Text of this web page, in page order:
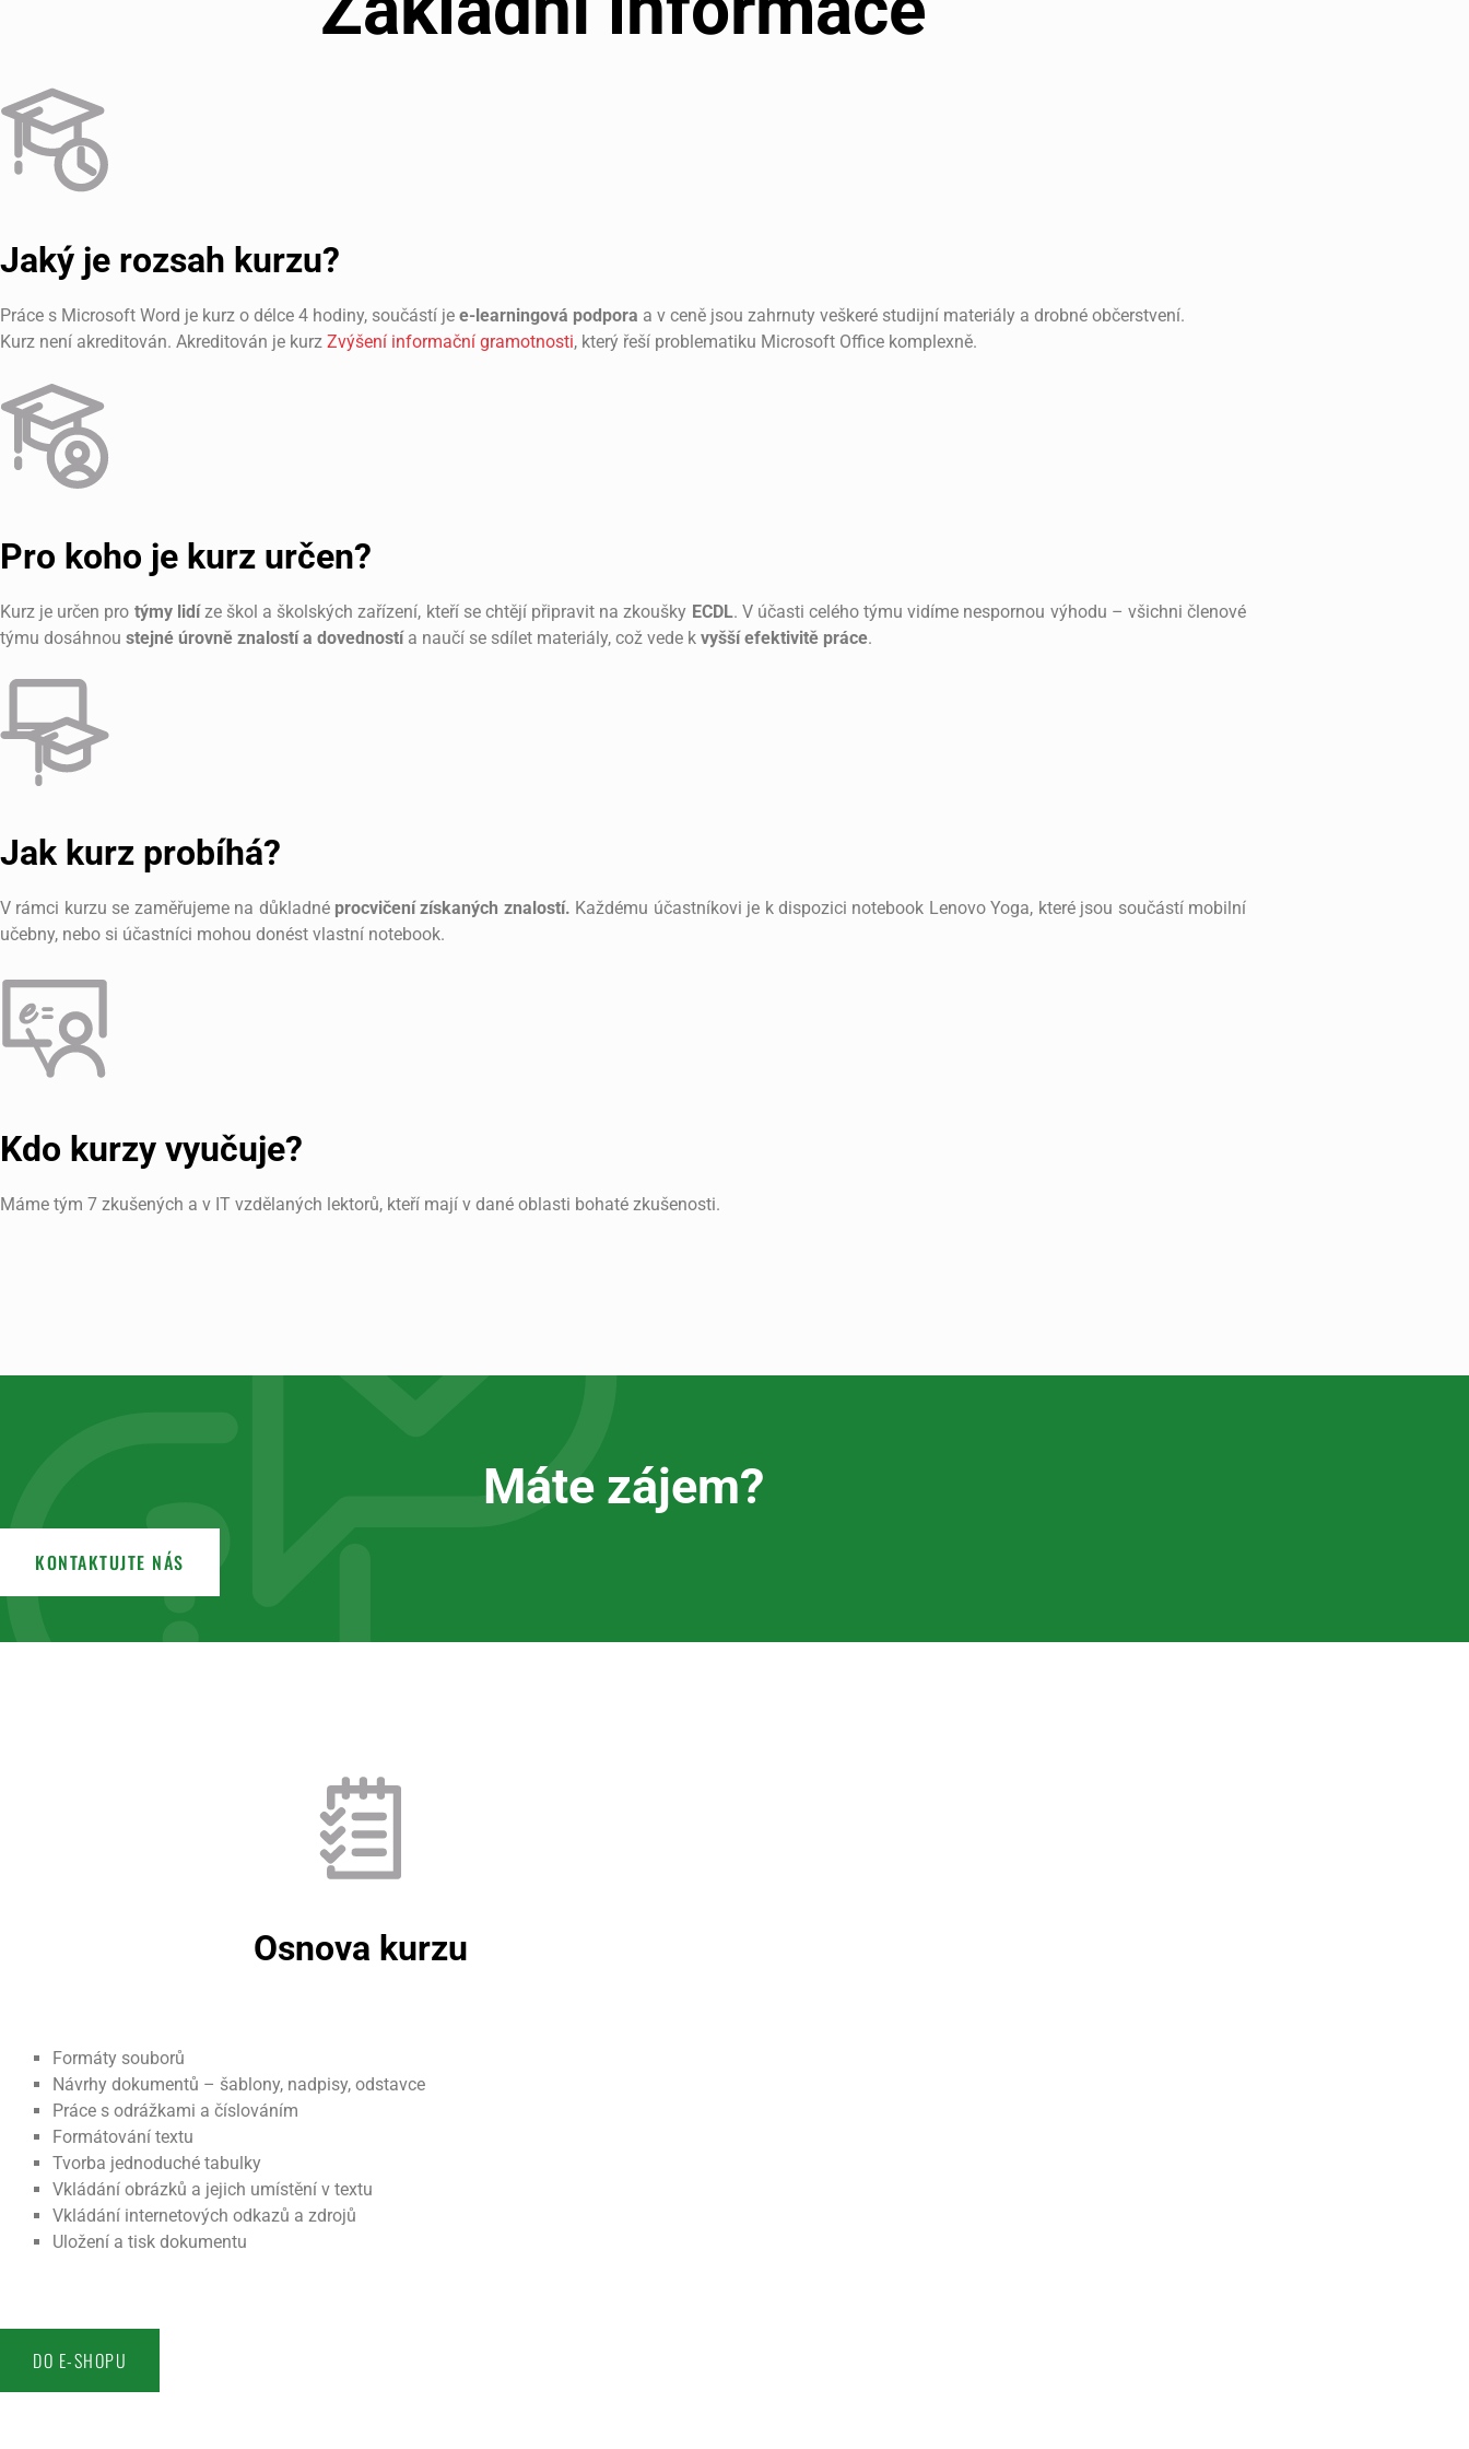
Jaký je rozsah kurzu?
Práce s Microsoft Word je kurz o délce 4 hodiny, součástí je e-learningová podpora a v ceně jsou zahrnuty veškeré studijní materiály a drobné občerstvení.
Kurz není akreditován. Akreditován je kurz Zvýšení informační gramotnosti, který řeší problematiku Microsoft Office komplexně.
Pro koho je kurz určen?
Kurz je určen pro týmy lidíze škol a školských zařízení, kteří se chtějí připravit na zkoušky ECDL. V účasti celého týmu vidíme nespornou výhodu – všichni členové
týmu dosáhnou stejné úrovně znalostí a dovednostía naučí se sdílet materiály, což vede k vyšší efektivitě práce.
Jak kurz probíhá?
V rámci kurzu se zaměřujeme na důkladné procvičení získaných znalostí. Každému účastníkovi je k dispozici notebook Lenovo Yoga, které jsou součástí mobilní
učebny, nebo si účastníci mohou donést vlastní notebook.
Kdo kurzy vyučuje?
Máme tým 7 zkušených a v IT vzdělaných lektorů, kteří mají v dané oblasti bohaté zkušenosti.
Máte zájem?
KONTAKTUJTE NÁS
Osnova kurzu
Formáty souborů
Návrhy dokumentů – šablony, nadpisy, odstavce
Práce s odrážkami a číslováním
Formátování textu
Tvorba jednoduché tabulky
Vkládání obrázků a jejich umístění v textu
Vkládání internetových odkazů a zdrojů
Uložení a tisk dokumentu
DO E-SHOPU